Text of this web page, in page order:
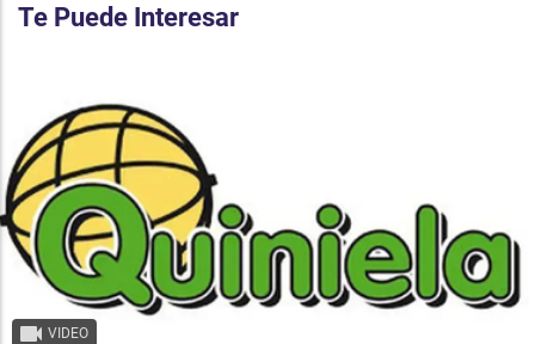
Te Puede Interesar
VIDEO